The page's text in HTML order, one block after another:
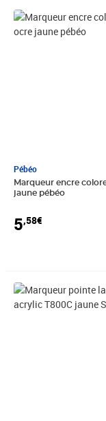
Pébéo
Marqueur encre
jaune pébéo
5,58€
Prix 5,58€
Prix 7,00€